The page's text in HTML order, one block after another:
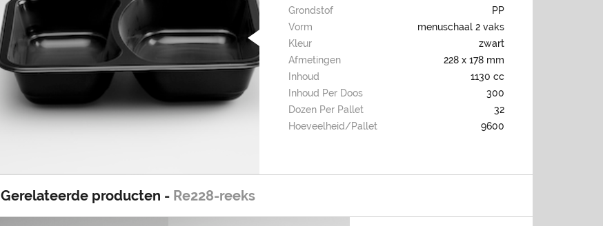
Grondstof
PP
Vorm
menuschaal 2 vaks
Kleur
zwart
Afmetingen
228 x 178 mm
Inhoud
1130 cc
Inhoud Per Doos
300
Dozen Per Pallet
32
Hoeveelheid/pallet
9600
Gerelateerde producten - Re228-reeks